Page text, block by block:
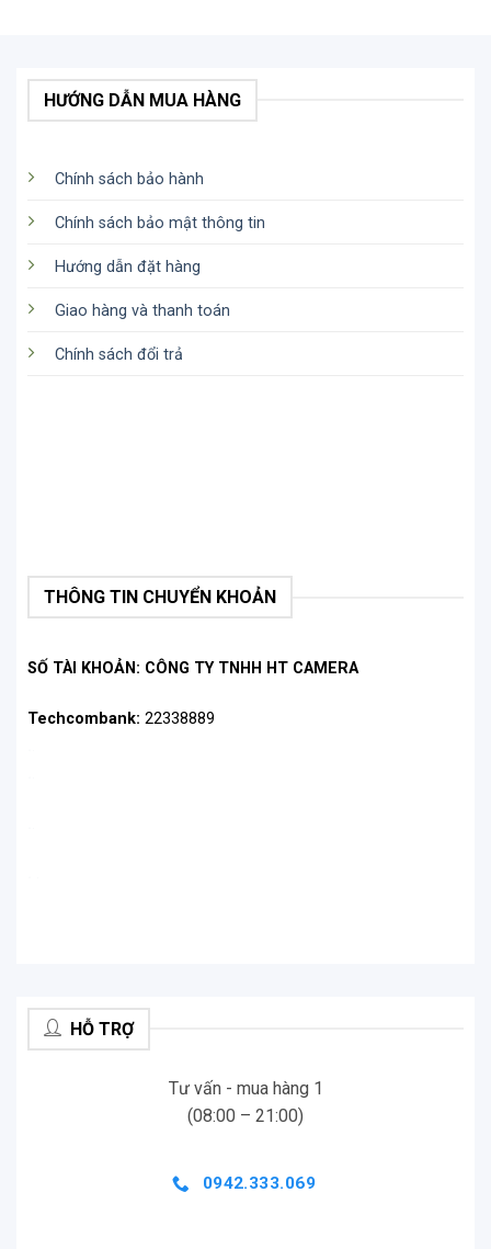
HƯỚNG DẪN MUA HÀNG
Chính sách bảo hành
Chính sách bảo mật thông tin
Hướng dẫn đặt hàng
Giao hàng và thanh toán
Chính sách đổi trả
THÔNG TIN CHUYỂN KHOẢN
SỐ TÀI KHOẢN: CÔNG TY TNHH HT CAMERA
Techcombank: 22338889
HỖ TRỢ
Tư vấn - mua hàng 1
(08:00 – 21:00)
0942.333.069